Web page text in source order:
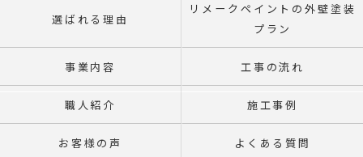
選ばれる理由
リメークペイントの外壁塗装
プラン
事業内容 工事の流れ
職人紹介 施工事例
お客様の声 よくある質問